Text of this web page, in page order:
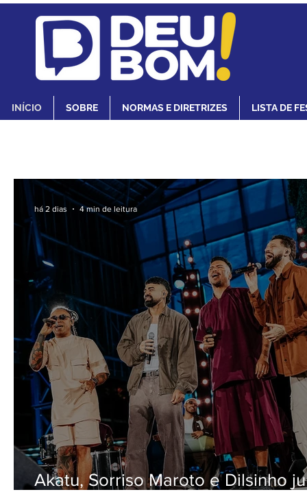
Akatu, Sorriso Maroto e Dilsinho
há 2 dias 4 min de leitura
INÍCIO SOBRE NORMAS E DIRETRIZES LISTA DE